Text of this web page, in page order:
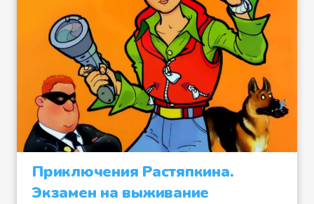
Приключения Растяпкина.
Экзамен на выживание